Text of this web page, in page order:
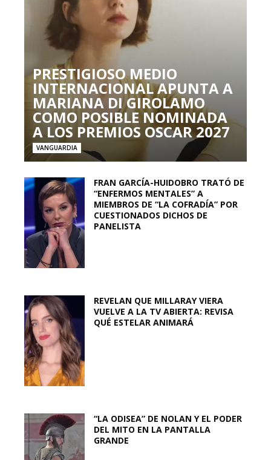
PRESTIGIOSO MEDIO
INTERNACIONAL APUNTA A
MARIANA DI GIROLAMO
COMO POSIBLE NOMINADA
A LOS PREMIOS OSCAR 2027
VANGUARDIA
FRAN GARCÍA-HUIDOBRO TRATÓ DE
“ENFERMOS MENTALES” A
MIEMBROS DE “LA COFRADÍA” POR
CUESTIONADOS DICHOS DE
PANELISTA
REVELAN QUE MILLARAY VIERA
VUELVE A LA TV ABIERTA: REVISA
QUÉ ESTELAR ANIMARÁ
“LA ODISEA” DE NOLAN Y EL PODER
DEL MITO EN LA PANTALLA
GRANDE